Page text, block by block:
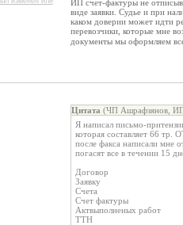
ИП счет-фактуры не
виде заявки. Судье и при
каком доверии может идти
перевозчики, которые мне
документы мы оформляем
Цитата (ЧП Ашрафзянов,
Я написал письмо-
которая составляет 66
после факса написали мне
погасят все в течении 15
Договор
Заявку
Счета
Счет фактуры
Актвыполненых работ
ТТН